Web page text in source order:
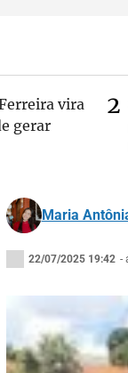
vira
gerar
Maria
22/07/2025 19:42 -